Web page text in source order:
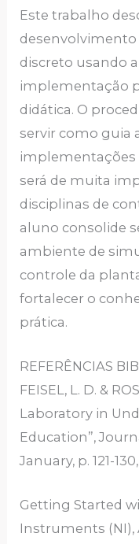
Este trabalho
discreto usando
implementação
didática. O
servir como guia
implementações
será de muita
disciplinas de
aluno consolide
ambiente de
controle da
fortalecer o
prática.
REFERÊNCIAS
FEISEL, L. D. &
Laboratory in
Education”,
January, p. 121-
Getting Started
Instruments (NI),